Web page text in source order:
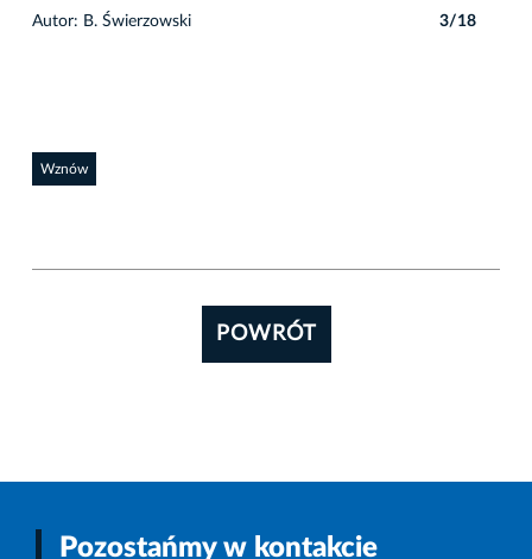
Autor: B. Świerzowski 3/18
Wznów
POWRÓT
Pozostańmy w kontakcie